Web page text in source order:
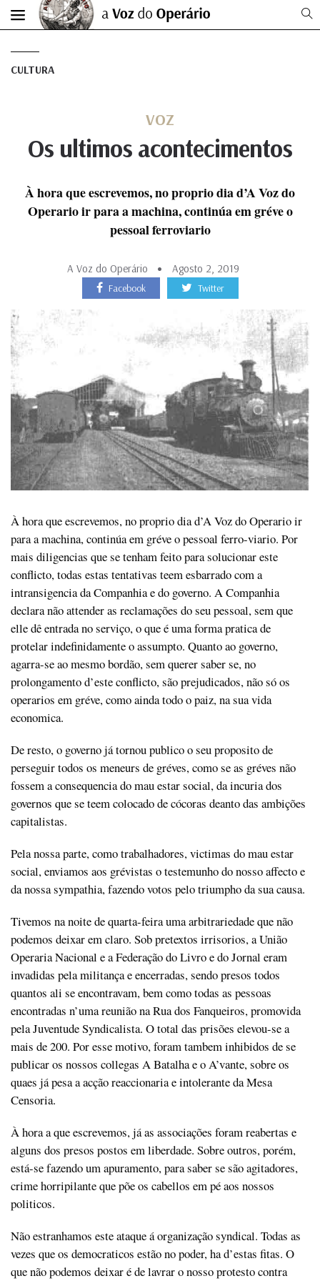
CULTURA
VOZ
Os ultimos acontecimentos
À hora que escrevemos, no proprio dia d’A Voz do
Operario ir para a machina, continúa em gréve o
pessoal ferroviario
A Voz do Operário Agosto 2, 2019
Facebook Twitter
À hora que escrevemos, no proprio dia d’A Voz do Operario ir
para a machina, continúa em gréve o pessoal ferro-viario. Por
mais diligencias que se tenham feito para solucionar este
conflicto, todas estas tentativas teem esbarrado com a
intransigencia da Companhia e do governo. A Companhia
declara não attender as reclamações do seu pessoal, sem que
elle dê entrada no serviço, o que é uma forma pratica de
protelar indefinidamente o assumpto. Quanto ao governo,
agarra-se ao mesmo bordão, sem querer saber se, no
prolongamento d’este conflicto, são prejudicados, não só os
operarios em gréve, como ainda todo o paiz, na sua vida
economica.
De resto, o governo já tornou publico o seu proposito de
perseguir todos os meneurs de gréves, como se as gréves não
fossem a consequencia do mau estar social, da incuria dos
governos que se teem colocado de cócoras deanto das ambições
capitalistas.
Pela nossa parte, como trabalhadores, victimas do mau estar
social, enviamos aos grévistas o testemunho do nosso affecto e
da nossa sympathia, fazendo votos pelo triumpho da sua causa.
Tivemos na noite de quarta-feira uma arbitrariedade que não
podemos deixar em claro. Sob pretextos irrisorios, a União
Operaria Nacional e a Federação do Livro e do Jornal eram
invadidas pela militança e encerradas, sendo presos todos
quantos ali se encontravam, bem como todas as pessoas
encontradas n’uma reunião na Rua dos Fanqueiros, promovida
pela Juventude Syndicalista. O total das prisões elevou-se a
mais de 200. Por esse motivo, foram tambem inhibidos de se
publicar os nossos collegas A Batalha e o A’vante, sobre os
quaes já pesa a acção reaccionaria e intolerante da Mesa
Censoria.
À hora a que escrevemos, já as associações foram reabertas e
alguns dos presos postos em liberdade. Sobre outros, porém,
está-se fazendo um apuramento, para saber se são agitadores,
crime horripilante que põe os cabellos em pé aos nossos
politicos.
Não estranhamos este ataque á organização syndical. Todas as
vezes que os democraticos estão no poder, ha d’estas fitas. O
que não podemos deixar é de lavrar o nosso protesto contra